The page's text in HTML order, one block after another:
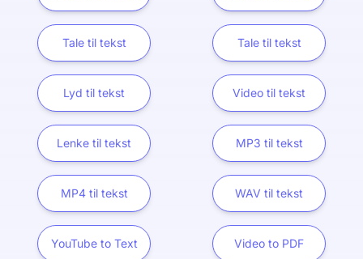
Tale til tekst Tale til tekst
Lyd til tekst Video til tekst
Lenke til tekst MP3 til tekst
MP4 til tekst WAV til tekst
YouTube to Text Video to PDF